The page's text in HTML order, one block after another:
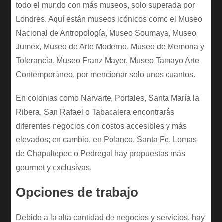
todo el mundo con más museos, solo superada por
Londres. Aquí están museos icónicos como el Museo
Nacional de Antropología, Museo Soumaya, Museo
Jumex, Museo de Arte Moderno, Museo de Memoria y
Tolerancia, Museo Franz Mayer, Museo Tamayo Arte
Contemporáneo, por mencionar solo unos cuantos.
En colonias como Narvarte, Portales, Santa María la
Ribera, San Rafael o Tabacalera encontrarás
diferentes negocios con costos accesibles y más
elevados; en cambio, en Polanco, Santa Fe, Lomas
de Chapultepec o Pedregal hay propuestas más
gourmet y exclusivas.
Opciones de trabajo
Debido a la alta cantidad de negocios y servicios, hay